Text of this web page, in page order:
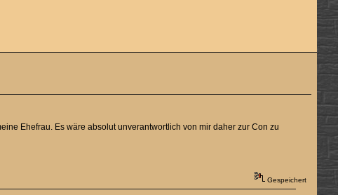
Ehefrau. Es wäre absolut unverantwortlich von mir daher zur Con zu
Gespeichert